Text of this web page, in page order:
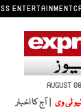
ENTERTAINMENT
AUGUST
ٹی وی | آج کا اخبار